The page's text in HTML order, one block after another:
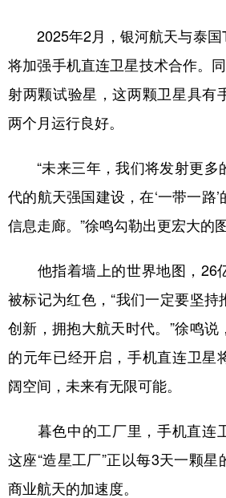
2025年2月，银河航天与泰国
将加强手机直连卫星技术合作。
射两颗试验星，这两颗卫星具有
两个月运行良好。
“未来三年，我们将发射更多
代的航天强国建设，在‘一带一路
信息走廊。”徐鸣勾勒出更宏大的图
他指着墙上的世界地图，26
被标记为红色，“我们一定要坚持
创新，拥抱大航天时代。”徐鸣说
的元年已经开启，手机直连卫星
阔空间，未来有无限可能。
暮色中的工厂里，手机直连卫
这座“造星工厂”正以每3天一颗星
商业航天的加速度。